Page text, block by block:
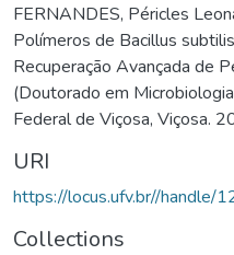
FERNANDES, Péricles
Polímeros de Bacillus
Recuperação Avançada de
(Doutorado em
Federal de Viçosa, Viçosa.
URI
https://locus.ufv.br//
Collections